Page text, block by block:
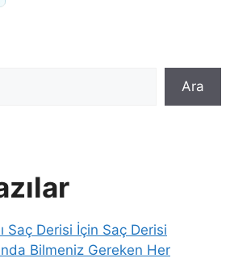
Ara
Saç Derisi İçin Saç Derisi
Bilmeniz Gereken Her